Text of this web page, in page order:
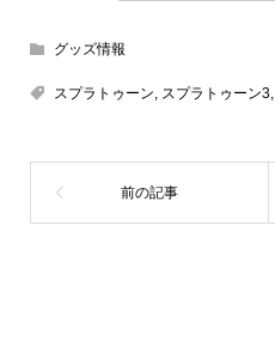
グッズ情報
スプラトゥーン, スプラトゥーン3,